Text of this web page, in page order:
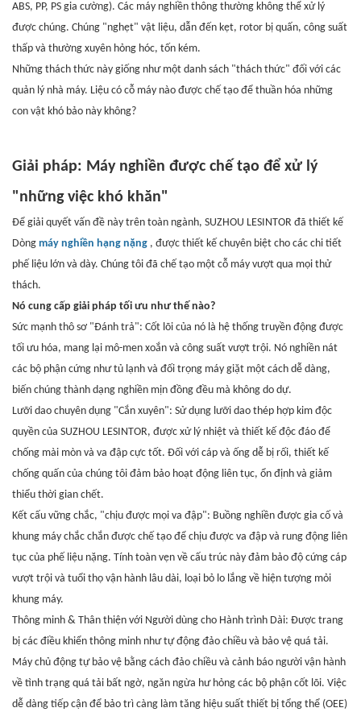
ABS, PP, PS gia cường). Các máy nghiền thông thường không thể xử lý
được chúng. Chúng "nghẹt" vật liệu, dẫn đến kẹt, rotor bị quấn, công suất
thấp và thường xuyên hỏng hóc, tốn kém.
Những thách thức này giống như một danh sách "thách thức" đối với các
quản lý nhà máy. Liệu có cỗ máy nào được chế tạo để thuần hóa những
con vật khó bảo này không?
Giải pháp: Máy nghiền được chế tạo để xử lý
"những việc khó khăn"
Để giải quyết vấn đề này trên toàn ngành, SUZHOU LESINTOR đã thiết kế
Dòng máy nghiền hạng nặng , được thiết kế chuyên biệt cho các chi tiết
phế liệu lớn và dày. Chúng tôi đã chế tạo một cỗ máy vượt qua mọi thử
thách.
Nó cung cấp giải pháp tối ưu như thế nào?
Sức mạnh thô sơ "Đánh trả": Cốt lõi của nó là hệ thống truyền động được
tối ưu hóa, mang lại mô-men xoắn và công suất vượt trội. Nó nghiền nát
các bộ phận cứng như tủ lạnh và đối trọng máy giặt một cách dễ dàng,
biến chúng thành dạng nghiền mịn đồng đều mà không do dự.
Lưỡi dao chuyên dụng "Cắn xuyên": Sử dụng lưỡi dao thép hợp kim độc
quyền của SUZHOU LESINTOR, được xử lý nhiệt và thiết kế độc đáo để
chống mài mòn và va đập cực tốt. Đối với cáp và ống dễ bị rối, thiết kế
chống quấn của chúng tôi đảm bảo hoạt động liên tục, ổn định và giảm
thiểu thời gian chết.
Kết cấu vững chắc, "chịu được mọi va đập": Buồng nghiền được gia cố và
khung máy chắc chắn được chế tạo để chịu được va đập và rung động liên
tục của phế liệu nặng. Tính toàn vẹn về cấu trúc này đảm bảo độ cứng cáp
vượt trội và tuổi thọ vận hành lâu dài, loại bỏ lo lắng về hiện tượng mỏi
khung máy.
Thông minh & Thân thiện với Người dùng cho Hành trình Dài: Được trang
bị các điều khiển thông minh như tự động đảo chiều và bảo vệ quá tải.
Máy chủ động tự bảo vệ bằng cách đảo chiều và cảnh báo người vận hành
về tình trạng quá tải bất ngờ, ngăn ngừa hư hỏng các bộ phận cốt lõi. Việc
dễ dàng tiếp cận để bảo trì càng làm tăng hiệu suất thiết bị tổng thể (OEE)